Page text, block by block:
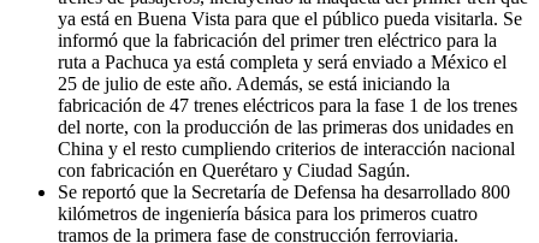
ya está en Buena Vista para que el público pueda visitarla. Se
informó que la fabricación del primer tren eléctrico para la
ruta a Pachuca ya está completa y será enviado a México el
25 de julio de este año. Además, se está iniciando la
fabricación de 47 trenes eléctricos para la fase 1 de los trenes
del norte, con la producción de las primeras dos unidades en
China y el resto cumpliendo criterios de interacción nacional
con fabricación en Querétaro y Ciudad Sagún.
Se reportó que la Secretaría de Defensa ha desarrollado 800
kilómetros de ingeniería básica para los primeros cuatro
tramos de la primera fase de construcción ferroviaria.